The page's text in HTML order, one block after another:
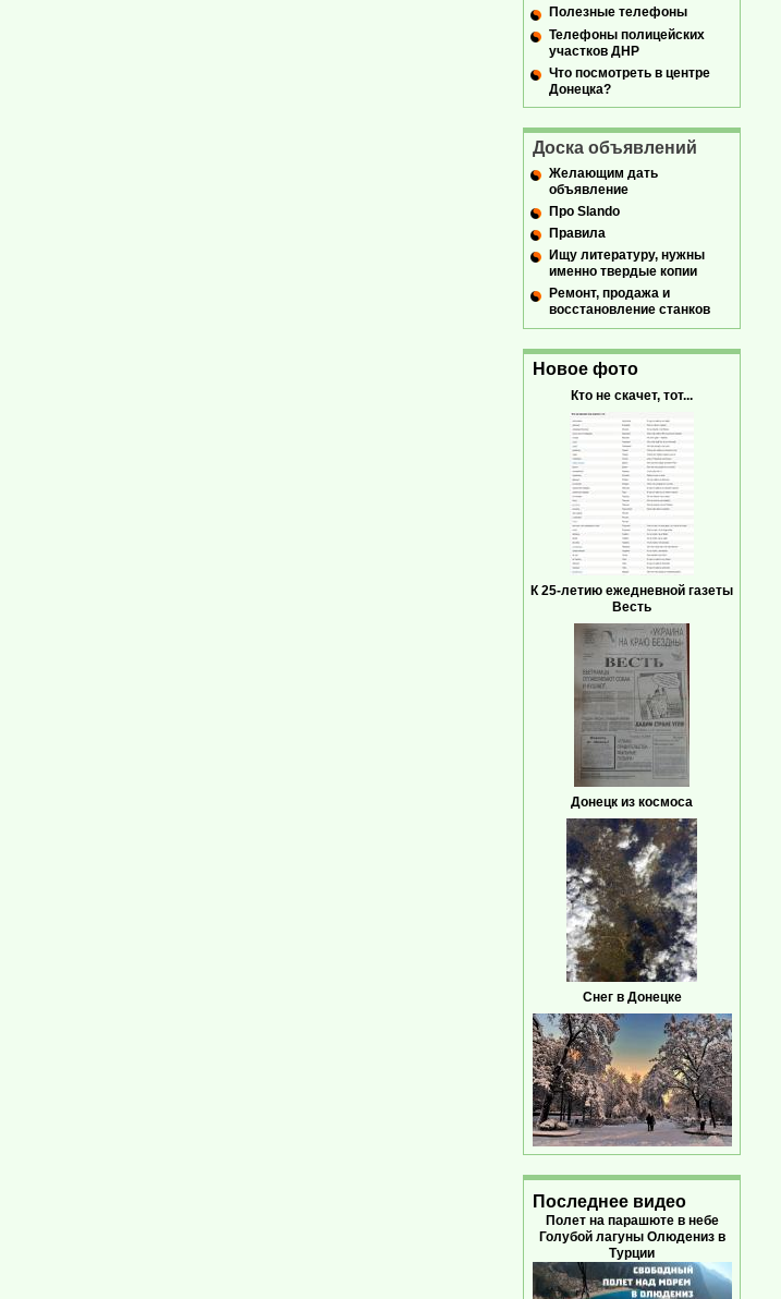
Полезные телефоны
Телефоны полицейских
участков ДНР
Что посмотреть в центре
Донецка?
Доска объявлений
Желающим дать
объявление
Про Slando
Правила
Ищу литературу, нужны
именно твердые копии
Ремонт, продажа и
восстановление станков
Новое фото
Кто не скачет, тот...
К 25-летию ежедневной газеты
Весть
Донецк из космоса
Снег в Донецке
Последнее видео
Полет на парашюте в небе
Голубой лагуны Олюдениз в
Турции